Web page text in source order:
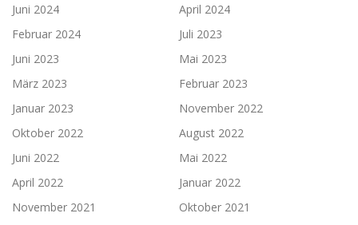
Juni 2024
April 2024
Februar 2024
Juli 2023
Juni 2023
Mai 2023
März 2023
Februar 2023
Januar 2023
November 2022
Oktober 2022
August 2022
Juni 2022
Mai 2022
April 2022
Januar 2022
November 2021
Oktober 2021